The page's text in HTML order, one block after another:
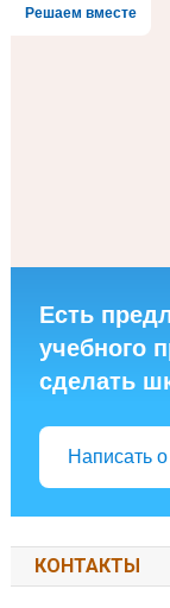
Решаем вместе
Есть
учебного
сделать
Написать
КОНТАКТЫ